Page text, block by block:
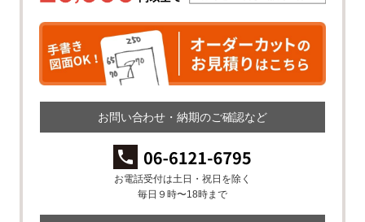
お問い合わせ・納期のご確認など
お電話受付は土日・祝日を除く
毎日９時〜18時まで